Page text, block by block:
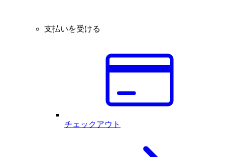
支払いを受ける
チェックアウト